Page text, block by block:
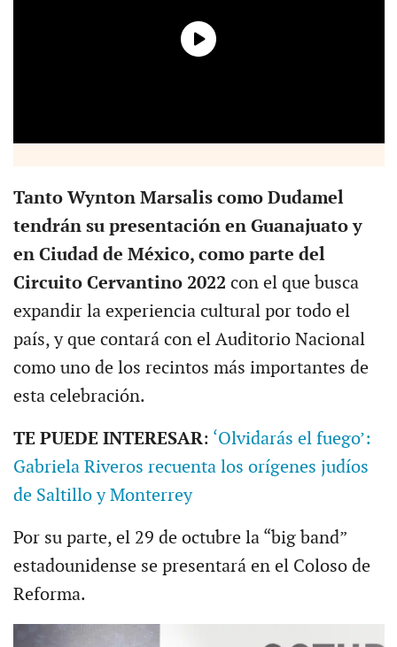
Tanto Wynton Marsalis como Dudamel
tendrán su presentación en Guanajuato y
en Ciudad de México, como parte del
Circuito Cervantino 2022 con el que busca
expandir la experiencia cultural por todo el
país, y que contará con el Auditorio Nacional
como uno de los recintos más importantes de
esta celebración.
TE PUEDE INTERESAR: ‘Olvidarás el fuego’:
Gabriela Riveros recuenta los orígenes judíos
de Saltillo y Monterrey
Por su parte, el 29 de octubre la “big band”
estadounidense se presentará en el Coloso de
Reforma.